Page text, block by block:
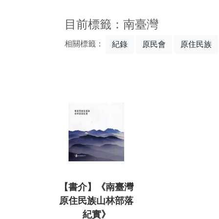
目前標籤：南臺灣
相關標籤： 紀錄 原民會 原住民族
【書介】《南臺灣
原住民族山林部落
紀實》